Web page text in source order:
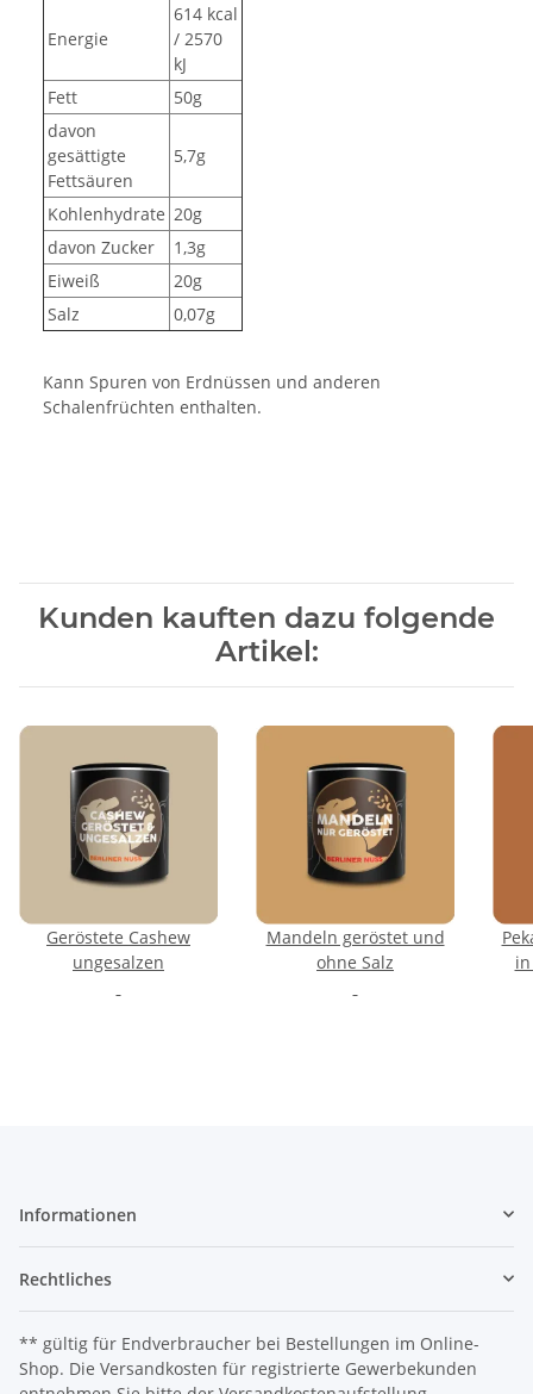
Energie
614 kcal
/ 2570
kJ
Fett
50g
davon
gesättigte
Fettsäuren
5,7g
Kohlenhydrate 20g
davon Zucker
1,3g
Eiweiß
20g
Salz
0,07g
Kann Spuren von Erdnüssen und anderen
Schalenfrüchten enthalten.
Kunden kauften dazu folgende
Artikel:
Geröstete Cashew
ungesalzen
Mandeln geröstet und
ohne Salz
Informationen
Rechtliches
** gültig für Endverbraucher bei Bestellungen im Online-
Shop. Die Versandkosten für registrierte Gewerbekunden